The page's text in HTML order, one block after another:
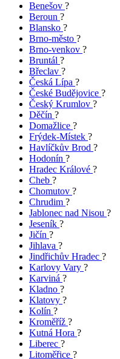
Benešov ?
Beroun ?
Blansko ?
Brno-město ?
Brno-venkov ?
Bruntál ?
Břeclav ?
Česká Lípa ?
České Budějovice ?
Český Krumlov ?
Děčín ?
Domažlice ?
Frýdek-Místek ?
Havlíčkův Brod ?
Hodonín ?
Hradec Králové ?
Cheb ?
Chomutov ?
Chrudim ?
Jablonec nad Nisou ?
Jeseník ?
Jičín ?
Jihlava ?
Jindřichův Hradec ?
Karlovy Vary ?
Karviná ?
Kladno ?
Klatovy ?
Kolín ?
Kroměříž ?
Kutná Hora ?
Liberec ?
Litoměřice ?